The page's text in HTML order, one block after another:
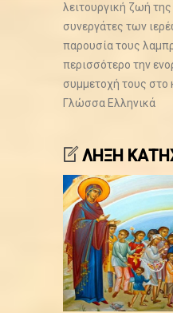
λειτουργική ζωή
συνεργάτες των
παρουσία τους
περισσότερο την
συμμετοχή τους στο
Γλώσσα Ελληνικά
ΛΗΞΗ